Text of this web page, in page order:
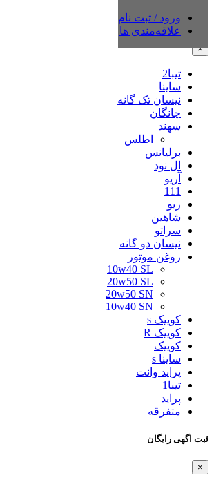
دسته‌بندی‌ها
×
تیبا2
ساینا
نیسان تک گانه
چانگان
سهند
اطلس
برلیانس
ال نود
آریو
111
ریو
شاهین
سراتو
نیسان دو گانه
روغن موتور
10w40 SL
20w50 SL
20w50 SN
10w40 SN
کوییک s
کوییک R
کوییک
ساینا s
پراید وانت
تیبا1
پراید
متفرقه
ثبت اگهی رایگان
×
ورود / ثبت نام
علاقه‌مندی ها